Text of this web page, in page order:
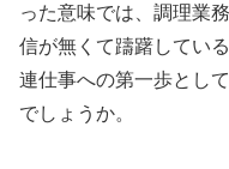
った意味では、調理業
信が無くて躊躇してい
連仕事への第一歩とし
でしょうか。